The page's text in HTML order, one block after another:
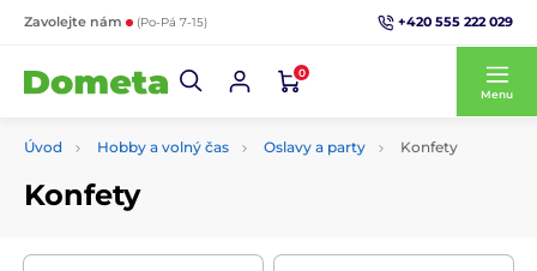
Zavolejte nám (Po-Pá 7-15) +420 555 222 029
0
Menu
Úvod Hobby a volný čas Oslavy a party Konfety
Konfety